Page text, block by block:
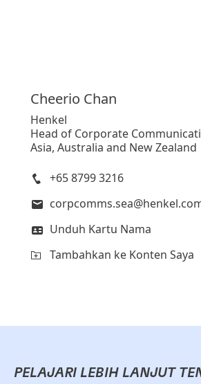
Cheerio Chan
Henkel
Head of Corporate
Asia, Australia and New Zealand
+65 8799 3216
Unduh Kartu Nama
Tambahkan ke Konten Saya
PELAJARI LEBIH LANJUT